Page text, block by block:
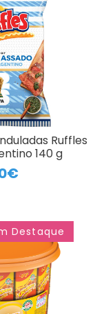
Ruffles
140 g
Destaque